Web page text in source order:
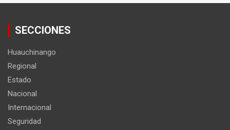
SECCIONES
Huauchinango
Regional
Estado
Nacional
Internacional
Seguridad